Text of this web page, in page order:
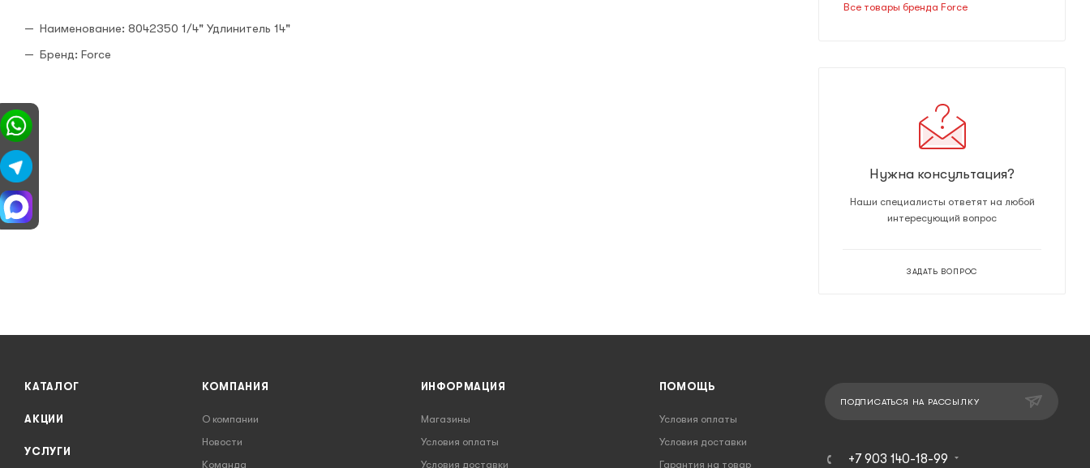
Наименование: 8042350 1/4" Удлинитель 14"
Бренд: Force
Все товары бренда Force
Нужна консультация?
Наши специалисты ответят на любой
интересующий вопрос
ЗАДАТЬ ВОПРОС
КАТАЛОГ
АКЦИИ
УСЛУГИ
КОМПАНИЯ
О компании
Новости
Команда
ИНФОРМАЦИЯ
Магазины
Условия оплаты
Условия доставки
ПОМОЩЬ
Условия оплаты
Условия доставки
Гарантия на товар
ПОДПИСАТЬСЯ НА РАССЫЛКУ
+7 903 140-18-99